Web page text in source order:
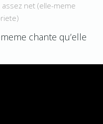
net (elle-meme
chante qu’elle